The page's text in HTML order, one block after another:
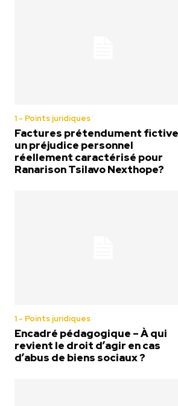
1 - Points juridiques
Factures prétendument
un préjudice personnel
réellement caractérisé pour
Ranarison Tsilavo Nexthope?
1 - Points juridiques
Encadré pédagogique – À qui
revient le droit d’agir en cas
d’abus de biens sociaux ?